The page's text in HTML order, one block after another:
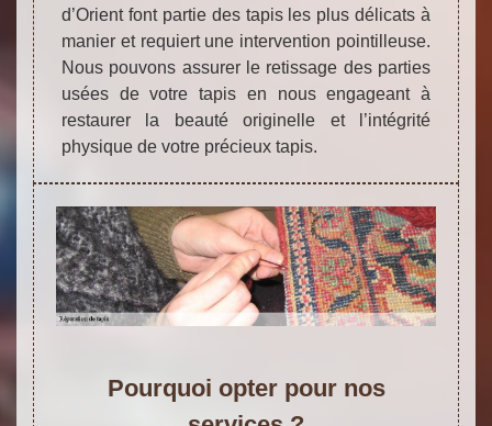
d’Orient font partie des tapis les plus délicats à
manier et requiert une intervention pointilleuse.
Nous pouvons assurer le retissage des parties
usées de votre tapis en nous engageant à
restaurer la beauté originelle et l’intégrité
physique de votre précieux tapis.
Pourquoi opter pour nos